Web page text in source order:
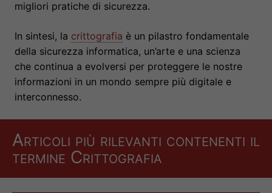
migliori pratiche di sicurezza.
In sintesi, la crittografia è un pilastro fondamentale
della sicurezza informatica, un’arte e una scienza
che continua a evolversi per proteggere le nostre
informazioni in un mondo sempre più digitale e
interconnesso.
Articoli più rilevanti contenenti il
termine Crittografia